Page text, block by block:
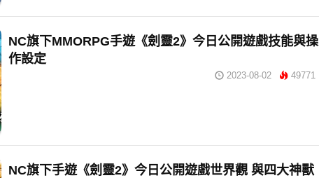
NC旗下MMORPG手遊《劍靈2》今日公開遊戲技能與操
作設定
2023-08-02 49771
NC旗下手遊《劍靈2》今日公開遊戲世界觀 與四大神獸